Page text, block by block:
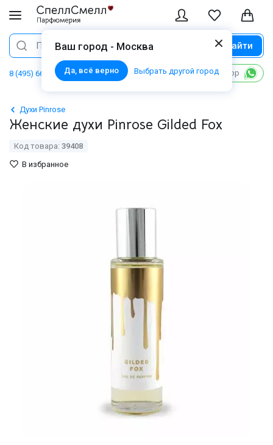
Ваш город - Москва
Да, всё верно Выбрать другой город
Поиск Найти
8 (495) 668 06 02 Написать в WhatsApp
Духи Pinrose
Женские духи Pinrose Gilded Fox
Код товара: 39408
В избранное